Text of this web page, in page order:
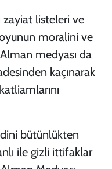
zayiat listeleri ve
moralini ve
medyası da
kaçınarak
bütünlükten
ile gizli ittifaklar